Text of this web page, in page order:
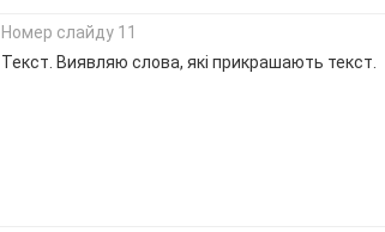
Номер слайду 11
Текст. Виявляю слова, які прикрашають текст.